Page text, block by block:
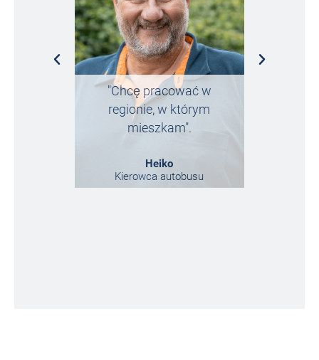
"Chcę pracować w
regionie, w którym
mieszkam".
Heiko
Kierowca autobusu